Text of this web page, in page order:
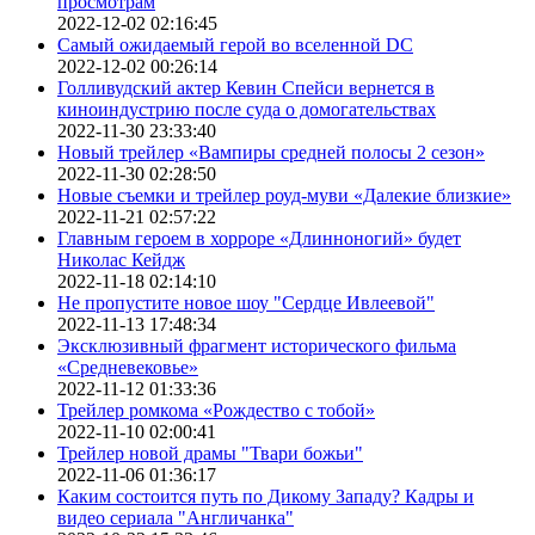
2022-12-02 02:16:45
Самый ожидаемый герой во вселенной DC
2022-12-02 00:26:14
Голливудский актер Кевин Спейси вернется в
киноиндустрию после суда о домогательствах
2022-11-30 23:33:40
Новый трейлер «Вампиры средней полосы 2 сезон»
2022-11-30 02:28:50
Новые съемки и трейлер роуд-муви «Далекие близкие»
2022-11-21 02:57:22
Главным героем в хорроре «Длинноногий» будет
Николас Кейдж
2022-11-18 02:14:10
Не пропустите новое шоу "Сердце Ивлеевой"
2022-11-13 17:48:34
Эксклюзивный фрагмент исторического фильма
«Средневековье»
2022-11-12 01:33:36
Трейлер ромкома «Рождество с тобой»
2022-11-10 02:00:41
Трейлер новой драмы "Твари божьи"
2022-11-06 01:36:17
Каким состоится путь по Дикому Западу? Кадры и
видео сериала "Англичанка"